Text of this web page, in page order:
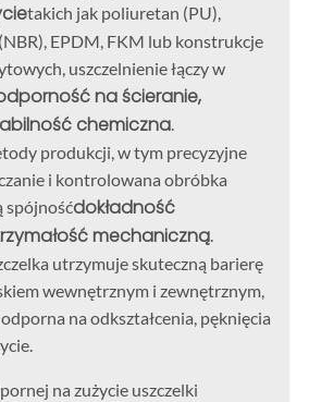
takich jak poliuretan (PU),
EPDM, FKM lub konstrukcje
uszczelnienie łączy w
na ścieranie,
chemiczna.
produkcji, w tym precyzyjne
i kontrolowana obróbka
spójnośćdokładność
mechaniczną.
utrzymuje skuteczną barierę
wewnętrznym i zewnętrznym,
na odkształcenia, pęknięcia
na zużycie uszczelki